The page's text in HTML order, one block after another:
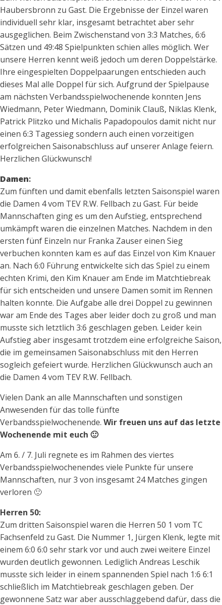
Haubersbronn zu Gast. Die Ergebnisse der Einzel waren
individuell sehr klar, insgesamt betrachtet aber sehr
ausgeglichen. Beim Zwischenstand von 3:3 Matches, 6:6
Sätzen und 49:48 Spielpunkten schien alles möglich. Wer
unsere Herren kennt weiß jedoch um deren Doppelstärke.
Ihre eingespielten Doppelpaarungen entschieden auch
dieses Mal alle Doppel für sich. Aufgrund der Spielpause
am nächsten Verbandsspielwochenende konnten Jens
Wiedmann, Peter Wiedmann, Dominik Clauß, Niklas Klenk,
Patrick Plitzko und Michalis Papadopoulos damit nicht nur
einen 6:3 Tagessieg sondern auch einen vorzeitigen
erfolgreichen Saisonabschluss auf unserer Anlage feiern.
Herzlichen Glückwunsch!
Damen:
Zum fünften und damit ebenfalls letzten Saisonspiel waren
die Damen 4 vom TEV R.W. Fellbach zu Gast. Für beide
Mannschaften ging es um den Aufstieg, entsprechend
umkämpft waren die einzelnen Matches. Nachdem in den
ersten fünf Einzeln nur Franka Zauser einen Sieg
verbuchen konnten kam es auf das Einzel von Kim Knauer
an. Nach 6:0 Führung entwickelte sich das Spiel zu einem
echten Krimi, den Kim Knauer am Ende im Matchtiebreak
für sich entscheiden und unsere Damen somit im Rennen
halten konnte. Die Aufgabe alle drei Doppel zu gewinnen
war am Ende des Tages aber leider doch zu groß und man
musste sich letztlich 3:6 geschlagen geben. Leider kein
Aufstieg aber insgesamt trotzdem eine erfolgreiche Saison,
die im gemeinsamen Saisonabschluss mit den Herren
sogleich gefeiert wurde. Herzlichen Glückwunsch auch an
die Damen 4 vom TEV R.W. Fellbach.
Vielen Dank an alle Mannschaften und sonstigen
Anwesenden für das tolle fünfte
Verbandsspielwochenende. Wir freuen uns auf das letzte
Wochenende mit euch 🙂
Am 6. / 7. Juli regnete es im Rahmen des viertes
Verbandsspielwochenendes viele Punkte für unsere
Mannschaften, nur 3 von insgesamt 24 Matches gingen
verloren 🙂
Herren 50:
Zum dritten Saisonspiel waren die Herren 50 1 vom TC
Fachsenfeld zu Gast. Die Nummer 1, Jürgen Klenk, legte mit
einem 6:0 6:0 sehr stark vor und auch zwei weitere Einzel
wurden deutlich gewonnen. Lediglich Andreas Leschik
musste sich leider in einem spannenden Spiel nach 1:6 6:1
schließlich im Matchtiebreak geschlagen geben. Der
gewonnene Satz war aber ausschlaggebend dafür, dass die